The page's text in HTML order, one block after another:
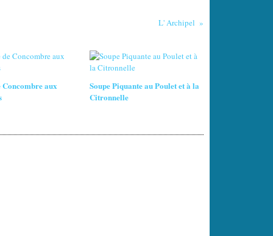
L' Archipel
Concombre aux
Soupe Piquante au Poulet et à la
Citronnelle